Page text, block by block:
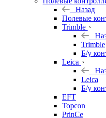
Назад
Полевые
Trimble
Trimble
Б/у
Leica
Leica
Б/у
EFT
Topcon
PrinCe